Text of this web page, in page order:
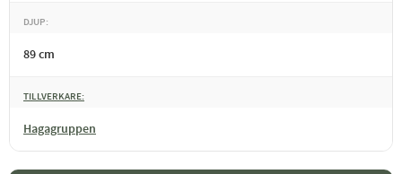
DJUP
89 cm
TILLVERKARE
Hagagruppen